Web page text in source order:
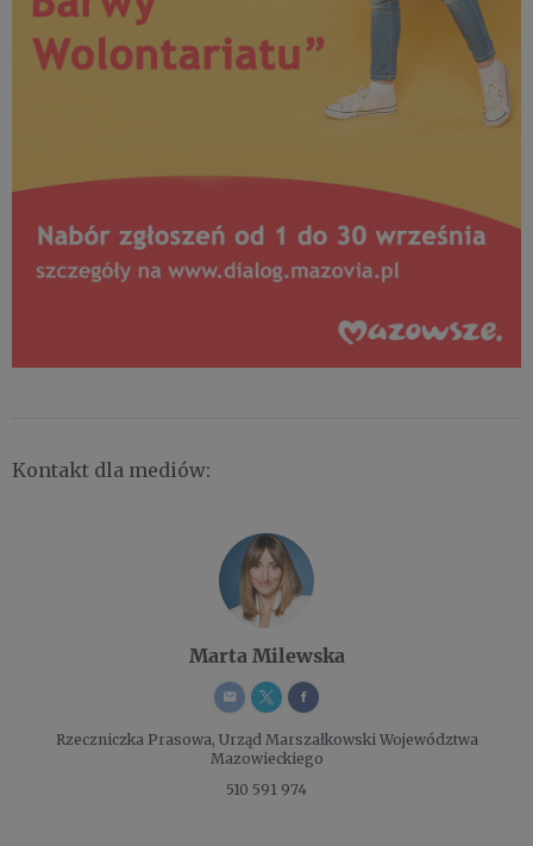
Kontakt dla mediów:
Marta Milewska
Rzeczniczka Prasowa, Urząd Marszałkowski Województwa
Mazowieckiego
510 591 974